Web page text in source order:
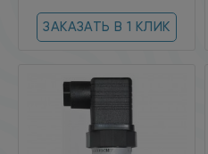
ЗАКАЗАТЬ В 1 КЛИК